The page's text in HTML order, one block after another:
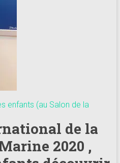
enfants (au Salon de la
de la
2020 ,